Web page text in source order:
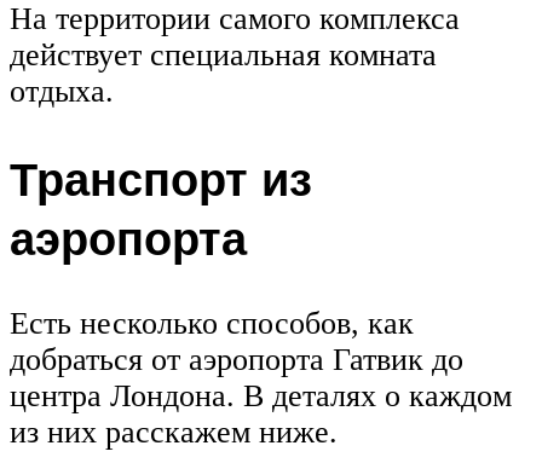
На территории самого комплекса
действует специальная комната
отдыха.
Транспорт из
аэропорта
Есть несколько способов, как
добраться от аэропорта Гатвик до
центра Лондона. В деталях о каждом
из них расскажем ниже.